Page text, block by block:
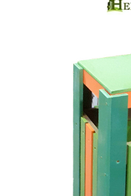
Dispozitiv de ascutit lant
Masini electrice de tuns oi
Aspirator pentru frunze
Tocator resturi vegetale